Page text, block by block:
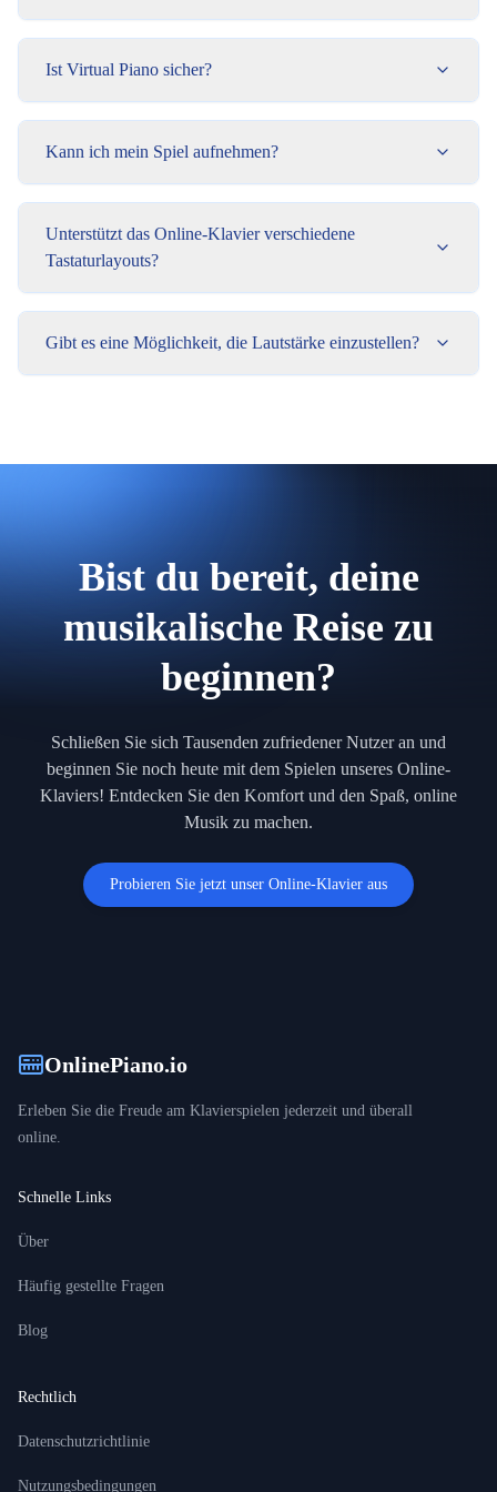
Ist Virtual Piano sicher?
Kann ich mein Spiel aufnehmen?
Unterstützt das Online-Klavier verschiedene
Tastaturlayouts?
Gibt es eine Möglichkeit, die Lautstärke einzustellen?
Bist du bereit, deine
musikalische Reise zu
beginnen?
Schließen Sie sich Tausenden zufriedener Nutzer an und
beginnen Sie noch heute mit dem Spielen unseres Online-
Klaviers! Entdecken Sie den Komfort und den Spaß, online
Musik zu machen.
Probieren Sie jetzt unser Online-Klavier aus
OnlinePiano.io
Erleben Sie die Freude am Klavierspielen jederzeit und überall
online.
Schnelle Links
Über
Häufig gestellte Fragen
Blog
Rechtlich
Datenschutzrichtlinie
Nutzungsbedingungen